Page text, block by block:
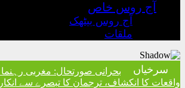
آج روس خاص
آج روس بیٹھک
ملقات
سرخیاں بحرانی صورتحال: مغربی
واقعات کا انکشاف، ترجمان کا تبصرے سے